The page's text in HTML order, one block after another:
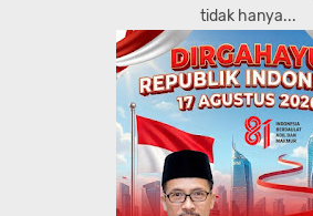
tidak hanya...